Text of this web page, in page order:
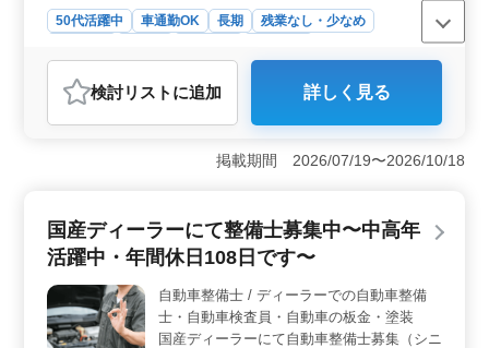
50代活躍中 車通勤OK 長期
残業なし・少なめ
自動車整備士
おすすめポイント
＜働きやすさ＞ 長野県千曲市の自動車整備工場での検
査員募集です。車通勤OKであり、通勤時間を有効に使え
ます。また、残業が少なく、社会保険も完備されていま
ど、検査業務全般に携わります。一日に3件程度の車検対
応を行います。検査員資格者の方は条件面で優遇されま
ャリア支援＞ 50代以上の方も積極的に採用されてお
り、経験豊富なシニア層が活躍しています。自動車整備
経験が5年以上の方を対象にしており、安定した雇用環境
検討リスト に追加 詳しく見る
掲載期間 2026/07/19〜2026/10/18
国産ディーラーにて整備士募集中〜中高年
活躍中・年間休日108日です〜
自動車整備士 / ディーラーでの自動車整備
士・自動車検査員・自動車の板金・塗装
国産ディーラーにて自動車整備士募集（シニ